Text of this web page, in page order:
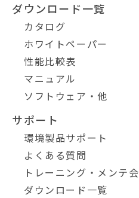
ダウンロード一覧
カタログ
ホワイトペーパー
性能比較表
マニュアル
ソフトウェア・他
サポート
環境製品サポート
よくある質問
トレーニング・メンテ会
ダウンロード一覧